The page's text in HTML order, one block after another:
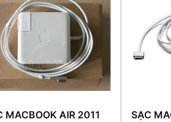
MACBOOK AIR 2011
SẠC